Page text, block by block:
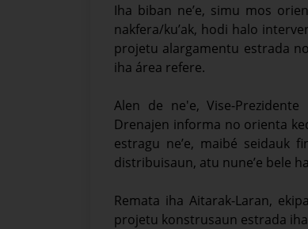
Iha biban ne’e, simu mos
nakfera/ku’ak, hodi halo
projetu alargamentu estrada
iha área refere.
Alen de ne'e, Vise-
Drenajen informa no orienta
estragu ne’e, maibé seidauk
distribuisaun, atu nune’e bele
Remata iha Aitarak-Laran,
projetu konstrusaun estrada